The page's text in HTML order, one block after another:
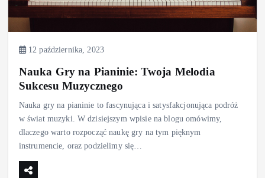
12 października, 2023
Nauka Gry na Pianinie: Twoja Melodia
Sukcesu Muzycznego
Nauka gry na pianinie to fascynująca i satysfakcjonująca podróż
w świat muzyki. W dzisiejszym wpisie na blogu omówimy,
dlaczego warto rozpocząć naukę gry na tym pięknym
instrumencie, oraz podzielimy się…